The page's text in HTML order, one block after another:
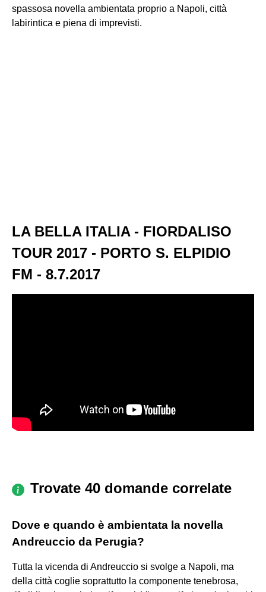
spassosa novella ambientata proprio a Napoli, città
labirintica e piena di imprevisti.
LA BELLA ITALIA - FIORDALISO
TOUR 2017 - PORTO S. ELPIDIO
FM - 8.7.2017
Trovate 40 domande correlate
Dove e quando è ambientata la novella
Andreuccio da Perugia?
Tutta la vicenda di Andreuccio si svolge a Napoli, ma
della città coglie soprattutto la componente tenebrosa,